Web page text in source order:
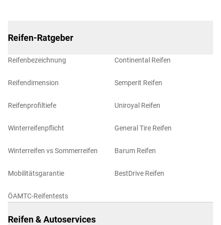
Reifen-Ratgeber
Reifenbezeichnung
Reifendimension
Reifenprofiltiefe
Winterreifenpflicht
Winterreifen vs Sommerreifen
Mobilitätsgarantie
ÖAMTC-Reifentests
Continental Reifen
Semperit Reifen
Uniroyal Reifen
General Tire Reifen
Barum Reifen
BestDrive Reifen
Reifen & Autoservices